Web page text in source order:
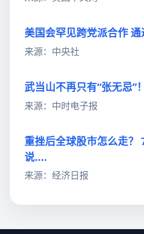
美国会罕见跨党派合作
来源：中央社
武当山不再只有“张无忌”
来源：中时电子报
重挫后全球股市怎么走？
说....
来源：经济日报